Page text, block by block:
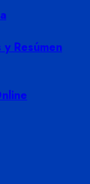
y Resúmen